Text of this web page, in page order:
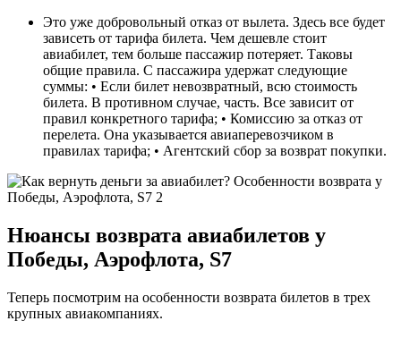
Это уже добровольный отказ от вылета. Здесь все будет
зависеть от тарифа билета. Чем дешевле стоит
авиабилет, тем больше пассажир потеряет. Таковы
общие правила. С пассажира удержат следующие
суммы: • Если билет невозвратный, всю стоимость
билета. В противном случае, часть. Все зависит от
правил конкретного тарифа; • Комиссию за отказ от
перелета. Она указывается авиаперевозчиком в
правилах тарифа; • Агентский сбор за возврат покупки.
Нюансы возврата авиабилетов у
Победы, Аэрофлота, S7
Теперь посмотрим на особенности возврата билетов в трех
крупных авиакомпаниях.